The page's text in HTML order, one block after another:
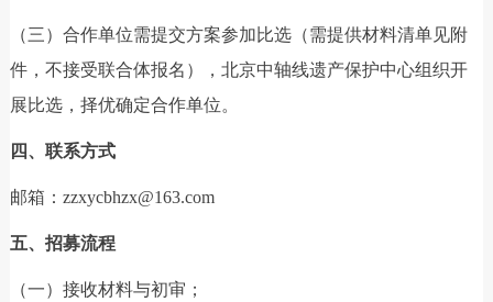
（三）合作单位需提交方案参加比选（需提供材料清单见附
件，不接受联合体报名），北京中轴线遗产保护中心组织开
展比选，择优确定合作单位。
四、联系方式
邮箱：zzxycbhzx@163.com
五、招募流程
（一）接收材料与初审；